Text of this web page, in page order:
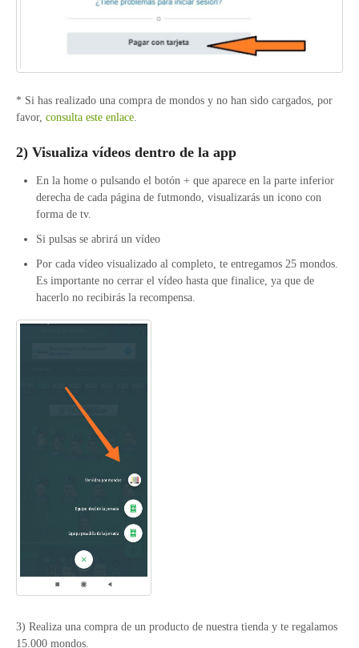
* Si has realizado una compra de mondos y no han sido cargados, por
favor, consulta este enlace.
2) Visualiza vídeos dentro de la app
En la home o pulsando el botón + que aparece en la parte inferior
derecha de cada página de futmondo, visualizarás un icono con
forma de tv.
Si pulsas se abrirá un vídeo
Por cada vídeo visualizado al completo, te entregamos 25 mondos.
Es importante no cerrar el vídeo hasta que finalice, ya que de
hacerlo no recibirás la recompensa.
3) Realiza una compra de un producto de nuestra tienda y te regalamos
15.000 mondos.